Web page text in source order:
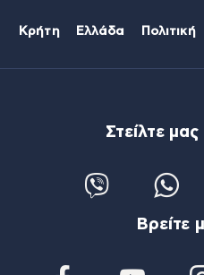
Κρήτη Ελλάδα Πολιτική
Στείλτε
Βρείτε